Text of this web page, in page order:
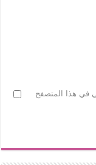
في هذا المتصفح